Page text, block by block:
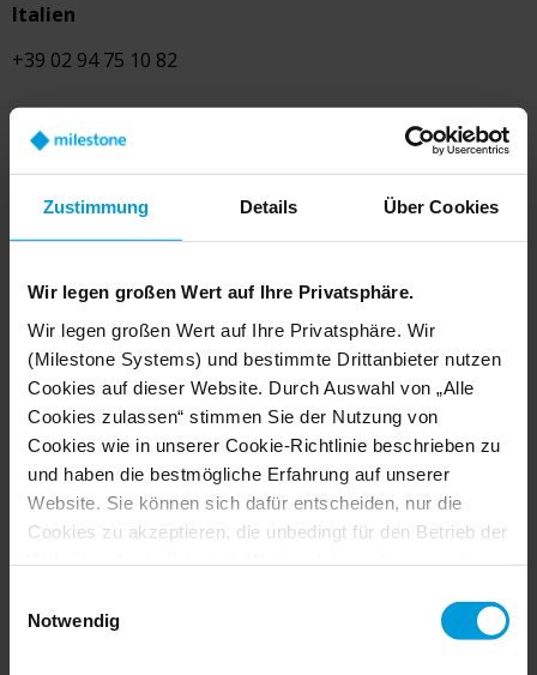
Zustimmung Details Über Cookies
Wir legen großen Wert auf Ihre Privatsphäre.
Wir legen großen Wert auf Ihre Privatsphäre. Wir
(Milestone Systems) und bestimmte Drittanbieter nutzen
Cookies auf dieser Website. Durch Auswahl von „Alle
Cookies zulassen“ stimmen Sie der Nutzung von
Cookies wie in unserer Cookie-Richtlinie beschrieben zu
und haben die bestmögliche Erfahrung auf unserer
Website. Sie können sich dafür entscheiden, nur die
Cookies zu akzeptieren, die unbedingt für den Betrieb der
Sie, wenn Sie auf „Details anzeigen“ klicken.
Notwendig
Italien
+39 02 94 75 10 82
Vereinigtes Königreich
Österreich
+43 720 568180